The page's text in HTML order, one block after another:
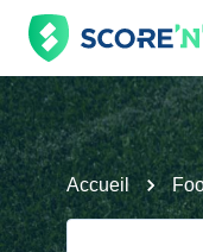
Accueil